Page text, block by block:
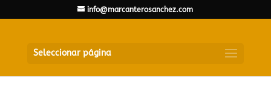
info@marcanterosanchez.com
Seleccionar página